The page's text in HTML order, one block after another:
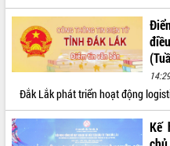
Đắk Lắk phát triển hoạt động
Kế